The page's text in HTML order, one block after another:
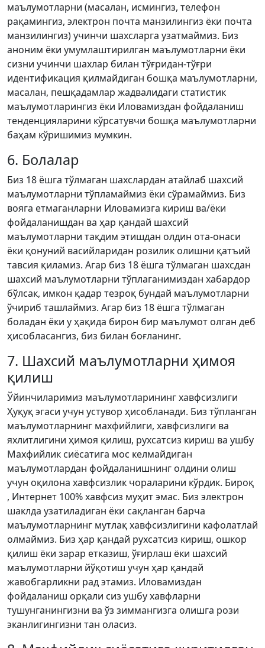
маълумотларни (масалан, исмингиз, телефон
рақамингиз, электрон почта манзилингиз ёки почта
манзилингиз) учинчи шахсларга узатмаймиз. Биз
аноним ёки умумлаштирилган маълумотларни ёки
сизни учинчи шахлар билан тўғридан-тўғри
идентификация қилмайдиган бошқа маълумотларни,
масалан, пешқадамлар жадвалидаги статистик
маълумотларингиз ёки Иловамиздан фойдаланиш
тенденцияларини кўрсатувчи бошқа маълумотларни
баҳам кўришимиз мумкин.
6. Болалар
Биз 18 ёшга тўлмаган шахслардан атайлаб шахсий
маълумотларни тўпламаймиз ёки сўрамаймиз. Биз
вояга етмаганларни Иловамизга кириш ва/ёки
фойдаланишдан ва ҳар қандай шахсий
маълумотларни тақдим этишдан олдин ота-онаси
ёки қонуний васийларидан розилик олишни қатъий
тавсия қиламиз. Агар биз 18 ёшга тўлмаган шахсдан
шахсий маълумотларни тўплаганимиздан хабардор
бўлсак, имкон қадар тезроқ бундай маълумотларни
ўчириб ташлаймиз. Агар биз 18 ёшга тўлмаган
боладан ёки у ҳақида бирон бир маълумот олган деб
ҳисобласангиз, биз билан боғланинг.
7. Шахсий маълумотларни ҳимоя
қилиш
Ўйинчиларимиз маълумотларининг хавфсизлиги
Ҳуқуқ эгаси учун устувор ҳисобланади. Биз тўпланган
маълумотларнинг махфийлиги, хавфсизлиги ва
яхлитлигини ҳимоя қилиш, рухсатсиз кириш ва ушбу
Махфийлик сиёсатига мос келмайдиган
маълумотлардан фойдаланишнинг олдини олиш
учун оқилона хавфсизлик чораларини кўрдик. Бироқ
, Интернет 100% хавфсиз муҳит эмас. Биз электрон
шаклда узатиладиган ёки сақланган барча
маълумотларнинг мутлақ хавфсизлигини кафолатлай
олмаймиз. Биз ҳар қандай рухсатсиз кириш, ошкор
қилиш ёки зарар етказиш, ўғирлаш ёки шахсий
маълумотларни йўқотиш учун ҳар қандай
жавобгарликни рад этамиз. Иловамиздан
фойдаланиш орқали сиз ушбу хавфларни
тушунганингизни ва ўз зиммангизга олишга рози
эканлигингизни тан оласиз.